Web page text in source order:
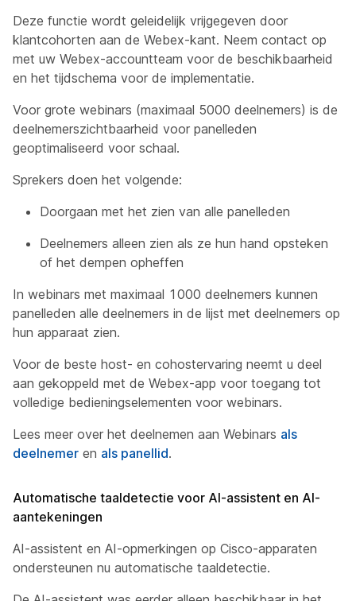
Deze functie wordt geleidelijk vrijgegeven door
klantcohorten aan de Webex-kant. Neem contact op
met uw Webex-accountteam voor de beschikbaarheid
en het tijdschema voor de implementatie.
Voor grote webinars (maximaal 5000 deelnemers) is de
deelnemerszichtbaarheid voor panelleden
geoptimaliseerd voor schaal.
Sprekers doen het volgende:
Doorgaan met het zien van alle panelleden
Deelnemers alleen zien als ze hun hand opsteken
of het dempen opheffen
In webinars met maximaal 1000 deelnemers kunnen
panelleden alle deelnemers in de lijst met deelnemers op
hun apparaat zien.
Voor de beste host- en cohostervaring neemt u deel
aan gekoppeld met de Webex-app voor toegang tot
volledige bedieningselementen voor webinars.
Lees meer over het deelnemen aan Webinars als
deelnemer en als panellid.
Automatische taaldetectie voor AI-assistent en AI-
aantekeningen
AI-assistent en AI-opmerkingen op Cisco-apparaten
ondersteunen nu automatische taaldetectie.